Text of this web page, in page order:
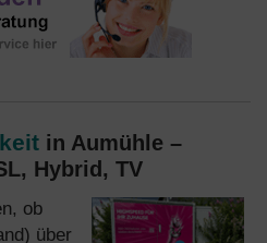
in Aumühle –
Hybrid, TV
ob
über